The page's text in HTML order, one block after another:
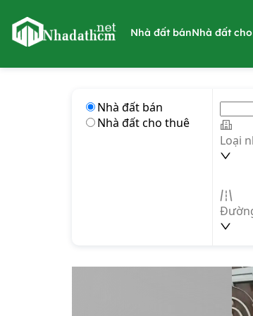
nhadathcm.net
Nhà đất bánNhà đất
Nhà đất bán
Nhà đất cho thuê
Loại